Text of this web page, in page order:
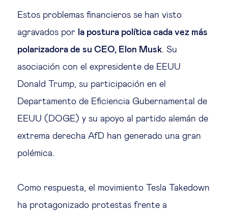
Estos problemas financieros se han visto
agravados por la postura política cada vez más
polarizadora de su CEO, Elon Musk. Su
asociación con el expresidente de EEUU
Donald Trump, su participación en el
Departamento de Eficiencia Gubernamental de
EEUU (DOGE) y su apoyo al partido alemán de
extrema derecha AfD han generado una gran
polémica.
Como respuesta, el movimiento Tesla Takedown
ha protagonizado protestas frente a